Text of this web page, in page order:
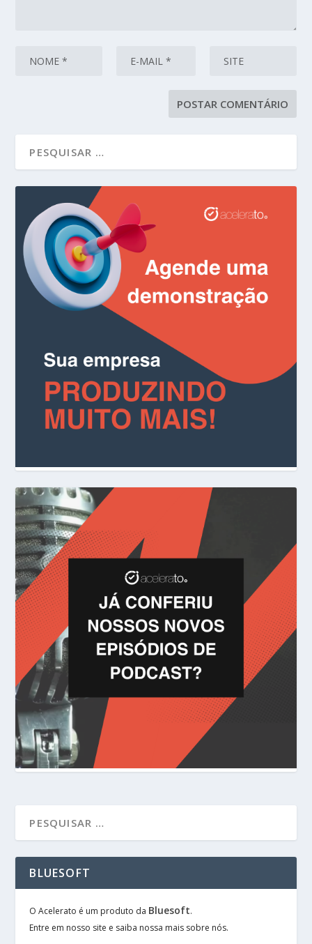
BLUESOFT
O Acelerato é um produto da Bluesoft.
Entre em nosso site e saiba nossa mais sobre nós.